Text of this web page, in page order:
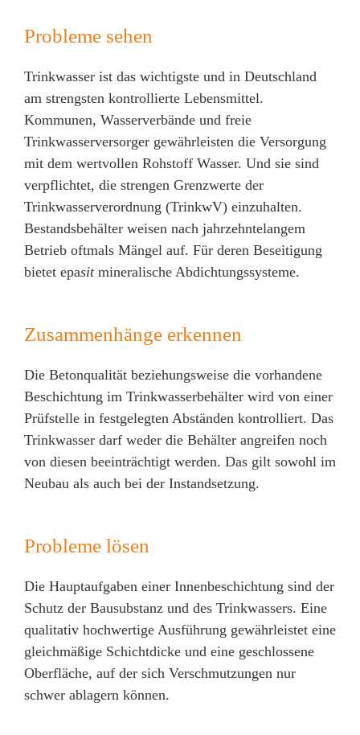
Probleme sehen
Trinkwasser ist das wichtigste und in Deutschland
am strengsten kontrollierte Lebensmittel.
Kommunen, Wasserverbände und freie
Trinkwasserversorger gewährleisten die Versorgung
mit dem wertvollen Rohstoff Wasser. Und sie sind
verpflichtet, die strengen Grenzwerte der
Trinkwasserverordnung (TrinkwV) einzuhalten.
Bestandsbehälter weisen nach jahrzehntelangem
Betrieb oftmals Mängel auf. Für deren Beseitigung
bietet epasitmineralische Abdichtungssysteme.
Zusammenhänge erkennen
Die Betonqualität beziehungsweise die vorhandene
Beschichtung im Trinkwasserbehälter wird von einer
Prüfstelle in festgelegten Abständen kontrolliert. Das
Trinkwasser darf weder die Behälter angreifen noch
von diesen beeinträchtigt werden. Das gilt sowohl im
Neubau als auch bei der Instandsetzung.
Probleme lösen
Die Hauptaufgaben einer Innenbeschichtung sind der
Schutz der Bausubstanz und des Trinkwassers. Eine
qualitativ hochwertige Ausführung gewährleistet eine
gleichmäßige Schichtdicke und eine geschlossene
Oberfläche, auf der sich Verschmutzungen nur
schwer ablagern können.